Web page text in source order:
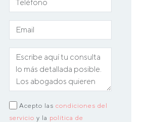
Acepto las condiciones del
servicio y la política de